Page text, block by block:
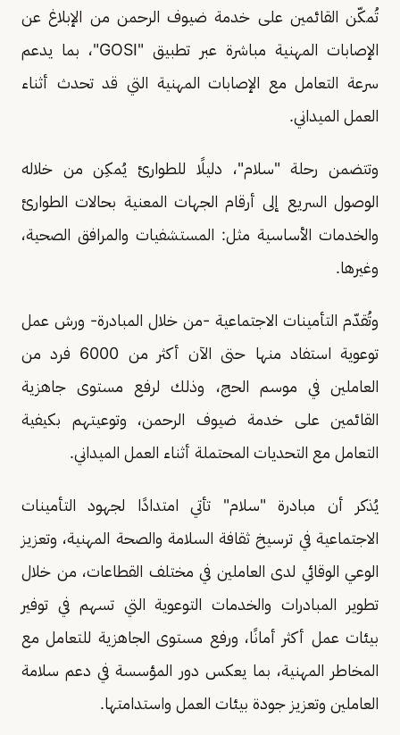
تُمكّن القائمين على خدمة ضيوف الرحمن من الإبلاغ عن
الإصابات المهنية مباشرة عبر تطبيق "GOSI"، بما يدعم
سرعة التعامل مع الإصابات المهنية التي قد تحدث أثناء
العمل الميداني.
وتتضمن رحلة "سلام"، دليلًا للطوارئ يُمكِن من خلاله
الوصول السريع إلى أرقام الجهات المعنية بحالات الطوارئ
والخدمات الأساسية مثل: المستشفيات والمرافق الصحية،
وغيرها.
وتُقدّم التأمينات الاجتماعية -من خلال المبادرة- ورش عمل
توعوية استفاد منها حتى الآن أكثر من 6000 فرد من
العاملين في موسم الحج، وذلك لرفع مستوى جاهزية
القائمين على خدمة ضيوف الرحمن، وتوعيتهم بكيفية
التعامل مع التحديات المحتملة أثناء العمل الميداني.
يُذكر أن مبادرة "سلام" تأتي امتدادًا لجهود التأمينات
الاجتماعية في ترسيخ ثقافة السلامة والصحة المهنية، وتعزيز
الوعي الوقائي لدى العاملين في مختلف القطاعات، من خلال
تطوير المبادرات والخدمات التوعوية التي تسهم في توفير
بيئات عمل أكثر أمانًا، ورفع مستوى الجاهزية للتعامل مع
المخاطر المهنية، بما يعكس دور المؤسسة في دعم سلامة
العاملين وتعزيز جودة بيئات العمل واستدامتها.